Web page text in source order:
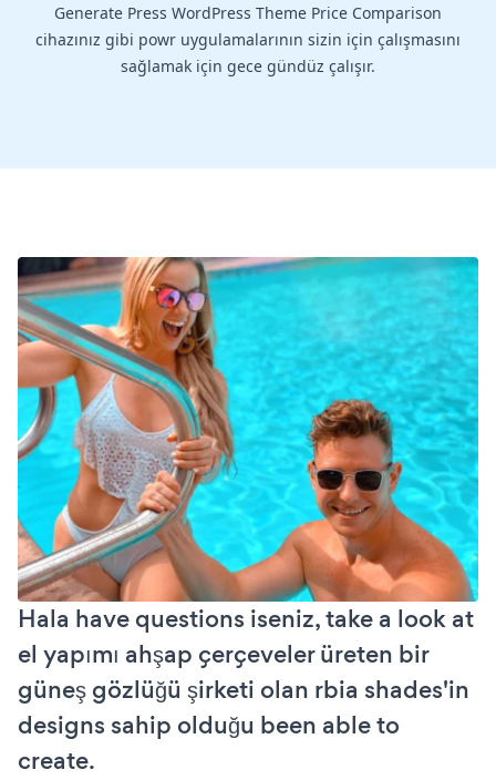
Generate Press WordPress Theme Price Comparison
cihazınız gibi powr uygulamalarının sizin için çalışmasını
sağlamak için gece gündüz çalışır.
Hala have questions iseniz, take a look at
el yapımı ahşap çerçeveler üreten bir
güneş gözlüğü şirketi olan rbia shades'in
designs sahip olduğu been able to
create.